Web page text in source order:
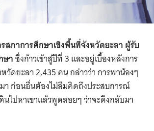
สภาการศึกษาเชิงพื้นที่จังหวัดยะลา ผู้รับ
ษาซึ่งก้าวเข้าสู่ปีที่ 3 และอยู่เบื้องหลังการ
ดยะลา 2,435 คน กล่าวว่า การพาน้องๆ
ก่อนอื่นต้องไม่ลืมคิดถึงประสบการณ์
ไปหาเขาแล้วพูดลอยๆ ว่าจะดึงกลับมา